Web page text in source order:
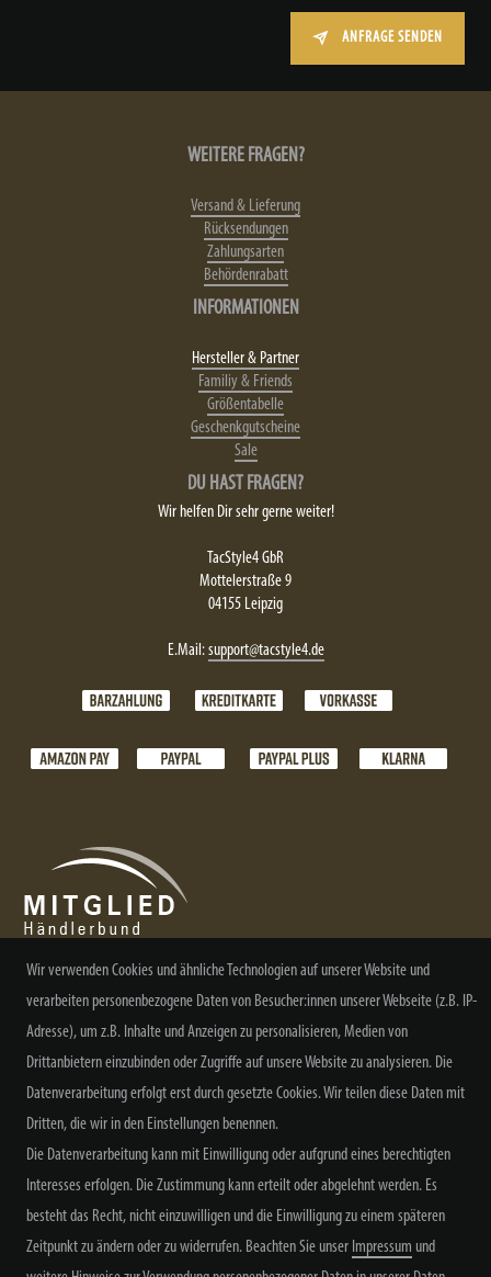
ANFRAGE SENDEN
WEITERE FRAGEN?
Versand & Lieferung
Rücksendungen
Zahlungsarten
Behördenrabatt
INFORMATIONEN
Hersteller & Partner
Familiy & Friends
Größentabelle
Geschenkgutscheine
Sale
DU HAST FRAGEN?
Wir helfen Dir sehr gerne weiter!
TacStyle4 GbR
Mottelerstraße 9
04155 Leipzig
E.Mail:support@tacstyle4.de
NEWSLETTER ABONNIEREN
Alle Preisangaben inkl. MwSt. zzgl. Versand
Wir verwenden Cookies und ähnliche Technologien auf unserer Website und
verarbeiten personenbezogene Daten von Besucher:innen unserer Webseite (z.B. IP-
Adresse), um z.B. Inhalte und Anzeigen zu personalisieren, Medien von
Drittanbietern einzubinden oder Zugriffe auf unsere Website zu analysieren. Die
Datenverarbeitung erfolgt erst durch gesetzte Cookies. Wir teilen diese Daten mit
Dritten, die wir in den Einstellungen benennen.
Die Datenverarbeitung kann mit Einwilligung oder aufgrund eines berechtigten
Interesses erfolgen. Die Zustimmung kann erteilt oder abgelehnt werden. Es
besteht das Recht, nicht einzuwilligen und die Einwilligung zu einem späteren
Zeitpunkt zu ändern oder zu widerrufen. Beachten Sie unser Impressum und